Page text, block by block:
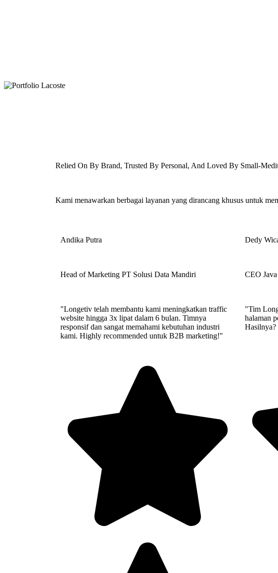
Relied On By Brand, Trusted By Personal, And Loved By Small-
Kami menawarkan berbagai layanan yang dirancang khusus untuk
Andika Putra
Head of Marketing PT Solusi Data Mandiri
"Longetiv telah membantu kami meningkatkan traffic
website hingga 3x lipat dalam 6 bulan. Timnya
responsif dan sangat memahami kebutuhan industri
kami. Highly recommended untuk B2B marketing!"
Dedy
CEO
"Tim
halaman